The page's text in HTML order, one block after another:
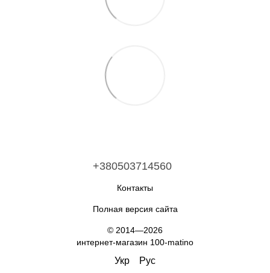
+380503714560
Контакты
Полная версия сайта
© 2014—2026
интернет-магазин 100-matino
Укр Рус